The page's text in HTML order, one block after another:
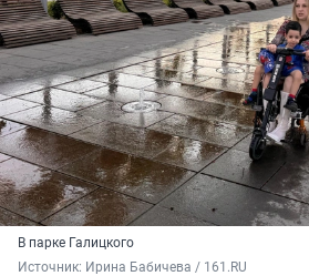
В парке Галицкого
Источник: Ирина Бабичева / 161.RU